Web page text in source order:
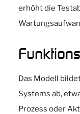
erhöht die
Das Modell
Systems ab,
Prozess oder